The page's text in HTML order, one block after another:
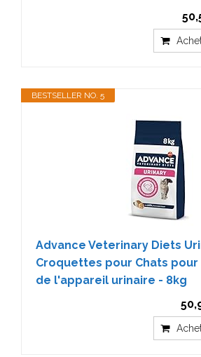
BESTSELLER NO. 5
Advance Veterinary Diets
Croquettes pour Chats
de l'appareil urinaire - 8kg